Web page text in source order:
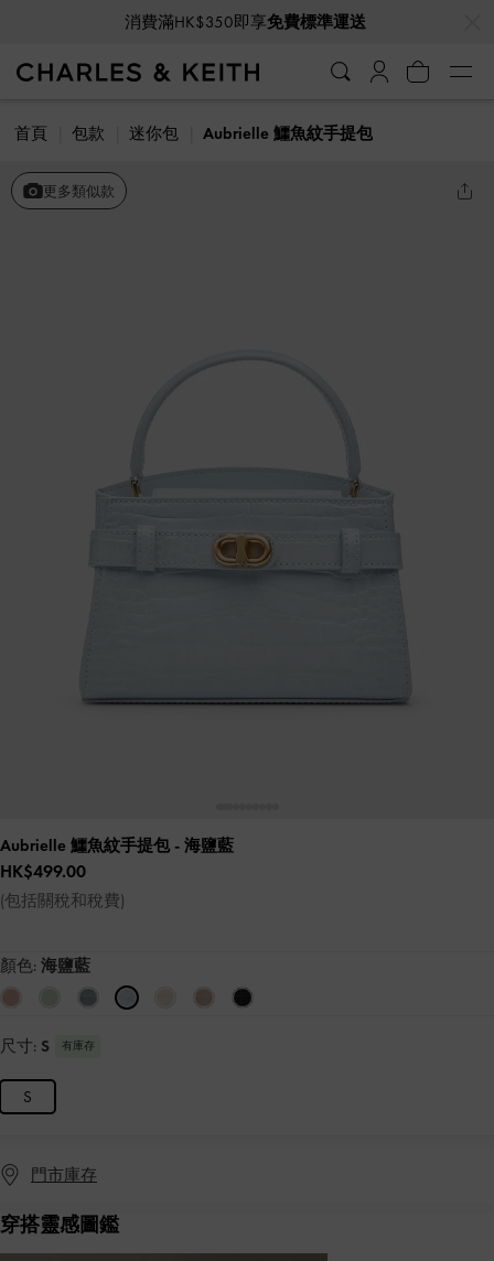
消費滿HK$350即享免費標準運送
首頁 包款 迷你包 Aubrielle 鱷魚紋手提包
更多類似款
Aubrielle 鱷魚紋手提包 - 海鹽藍
HK$499.00
(包括關稅和稅費)
顏色: 海鹽藍
尺寸: S 有庫存
S
門市庫存
穿搭靈感圖鑑